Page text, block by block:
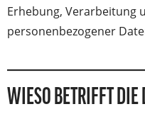
Erhebung, Verarbeitung
personenbezogener
WIESO BETRIFFT DIE